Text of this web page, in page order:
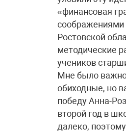
«финансовая
Ростовской
методические
учеников
Мне было
обиходные, но
победу Анна-
второй год в
далеко,